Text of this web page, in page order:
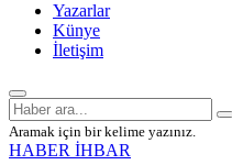
Yazarlar
Künye
İletişim
Aramak için bir kelime yazınız.
HABER İHBAR